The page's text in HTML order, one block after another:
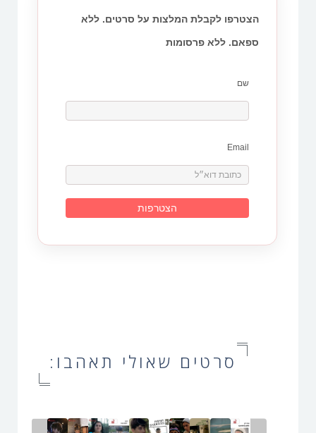
הצטרפו לקבלת המלצות על סרטים. ללא
ספאם. ללא פרסומות
שם
Email
סרטים שאולי תאהבו: